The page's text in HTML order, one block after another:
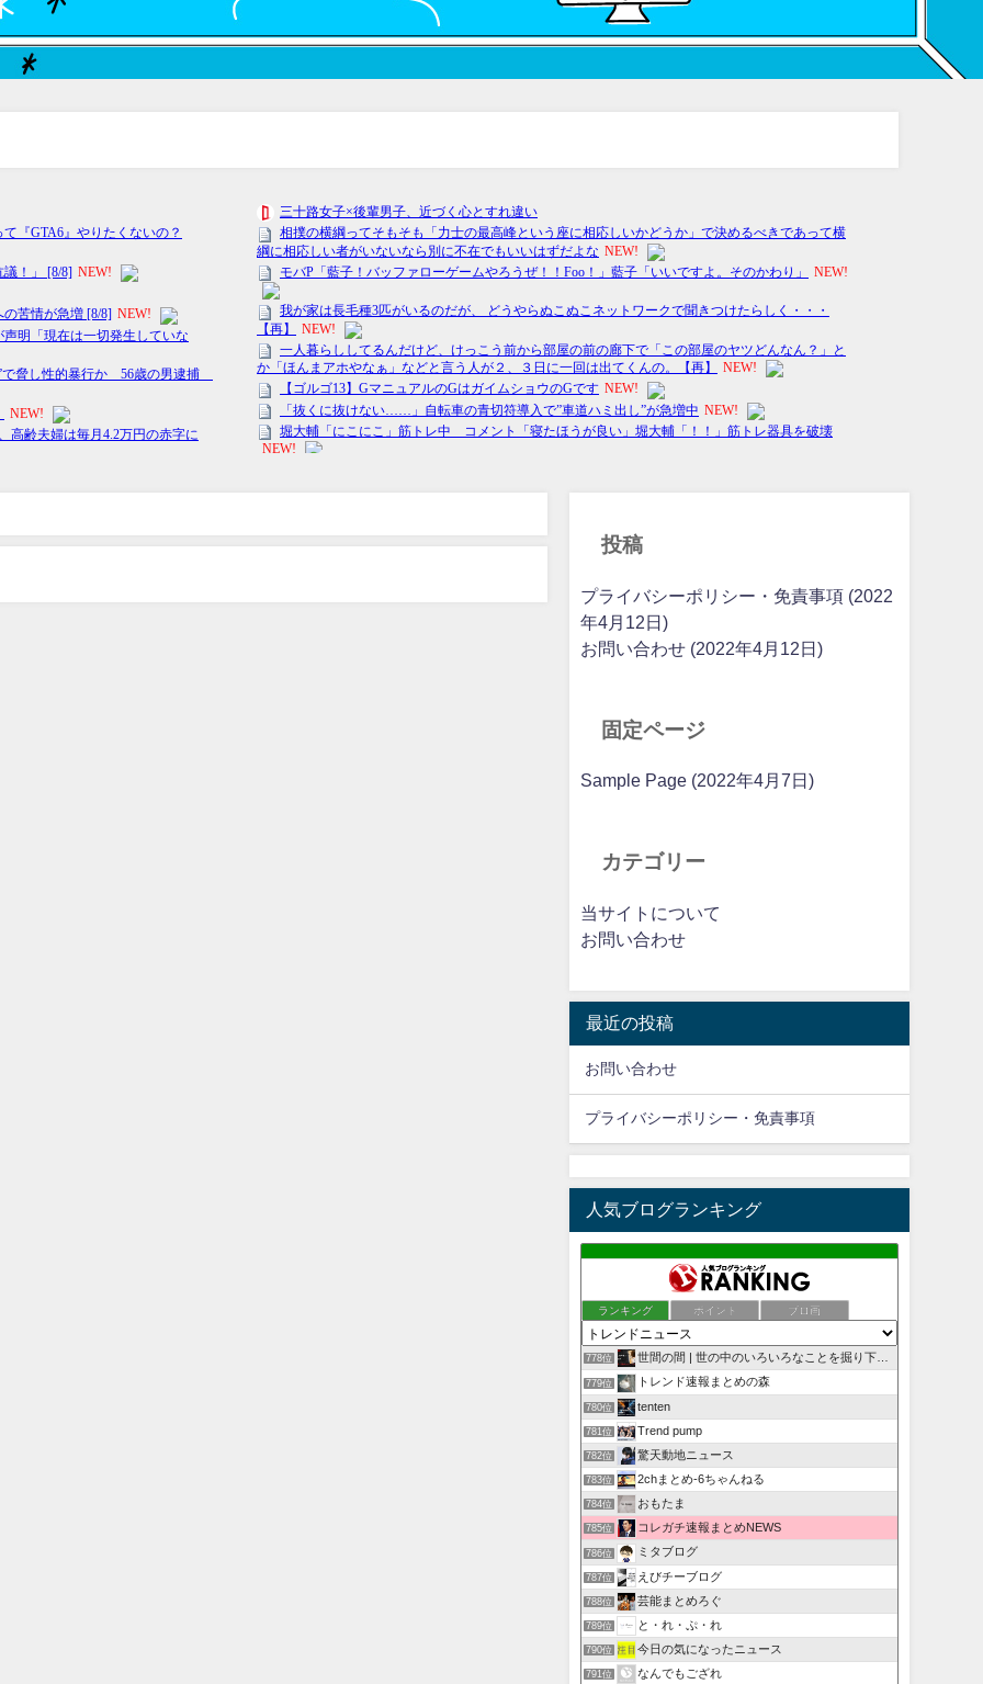
投稿
プライバシーポリシー・免責事項 (2022
年4月12日)
お問い合わせ (2022年4月12日)
固定ページ
Sample Page (2022年4月7日)
カテゴリー
当サイトについて
お問い合わせ
最近の投稿
お問い合わせ
プライバシーポリシー・免責事項
人気ブログランキング
ランキング ポイント ブロ画
778位 世間の間 | 世の中のいろいろなことを掘り下げていく
779位 トレンド速報まとめの森
780位 tenten
781位 Trend pump
782位 驚天動地ニュース
783位 2chまとめ‐6ちゃんねる
784位 おもたま
785位 コレガチ速報まとめNEWS
786位 ミタブログ
787位 えびチーブログ
788位 芸能まとめろぐ
789位 と・れ・ぷ・れ
790位 今日の気になったニュース
791位 なんでもござれ